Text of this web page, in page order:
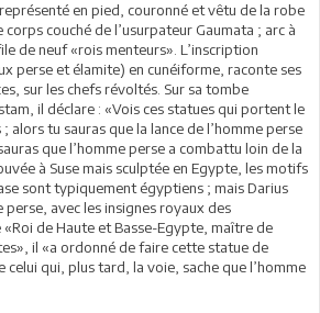
en pied, couronné et vêtu de la robe
couché de l’usurpateur Gaumata ; arc à
de neuf «rois menteurs». L’inscription
perse et élamite) en cunéiforme, raconte ses
sur les chefs révoltés. Sur sa tombe
il déclare : «Vois ces statues qui portent le
alors tu sauras que la lance de l’homme perse
que l’homme perse a combattu loin de la
à Suse mais sculptée en Egypte, les motifs
sont typiquement égyptiens ; mais Darius
avec les insignes royaux des
de Haute et Basse-Egypte, maître de
il «a ordonné de faire cette statue de
qui, plus tard, la voie, sache que l’homme